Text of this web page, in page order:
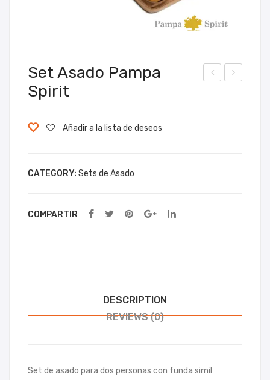
Set Asado Pampa
Spirit
Añadir a la lista de deseos
CATEGORY: Sets de Asado
COMPARTIR
DESCRIPTION
REVIEWS (0)
Set de asado para dos personas con funda simil